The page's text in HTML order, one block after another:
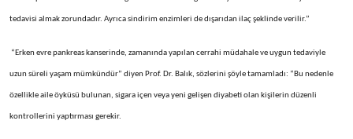
tedavisi almak zorundadır. Ayrıca sindirim enzimleri de dışarıdan ilaç şeklinde verilir.”
“Erken evre pankreas kanserinde, zamanında yapılan cerrahi müdahale ve uygun tedaviyle
uzun süreli yaşam mümkündür” diyen Prof. Dr. Balık, sözlerini şöyle tamamladı: “Bu nedenle
özellikle aile öyküsü bulunan, sigara içen veya yeni gelişen diyabeti olan kişilerin düzenli
kontrollerini yaptırması gerekir.